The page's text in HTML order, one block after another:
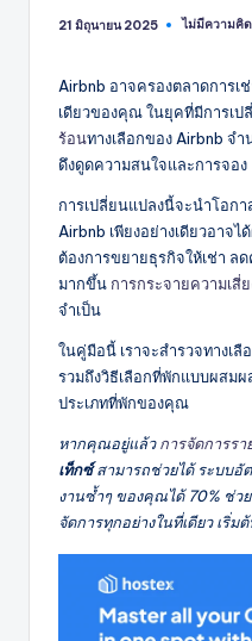
21 มิถุนายน 2025 ไม่มีความคิ
Airbnb อาจครองตลาดการเ
เดียวของคุณ ในยุคที่มีการเป
ร้อนทางเลือกของ Airbnb จ
ดึงดูดความสนใจและการจอง
การเปลี่ยนแปลงนี้จะนำโอก
Airbnb เพียงอย่างเดียวอาจ
ต้องการขยายธุรกิจให้เช่า ล
มากขึ้น การกระจายความเสี่
จำเป็น
ในคู่มือนี้ เราจะสำรวจทางเ
รวมถึงวิธีเลือกที่พักแบบผสมผ
ประเภทที่พักของคุณ
หากคุณอยู่แล้วการจัดการร
เท็กซ์สามารถช่วยได้ ระบบอั
งานซ้ำๆ ของคุณได้ 70% ช่ว
จัดการทุกอย่างในที่เดียว เริ่